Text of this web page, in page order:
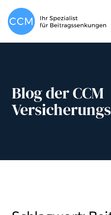
Blog der CCM